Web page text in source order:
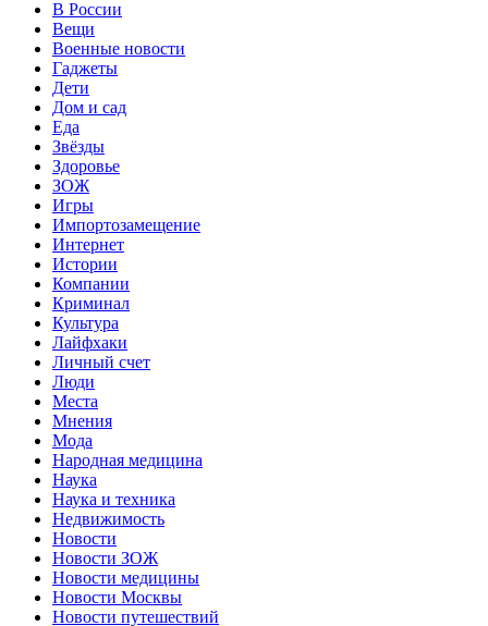
В России
Вещи
Военные новости
Гаджеты
Дети
Дом и сад
Еда
Звёзды
Здоровье
ЗОЖ
Игры
Импортозамещение
Интернет
Истории
Компании
Криминал
Культура
Лайфхаки
Личный счет
Люди
Места
Мнения
Мода
Народная медицина
Наука
Наука и техника
Недвижимость
Новости
Новости ЗОЖ
Новости медицины
Новости Москвы
Новости путешествий